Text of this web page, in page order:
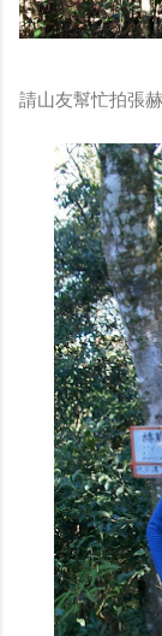
請山友幫忙拍張